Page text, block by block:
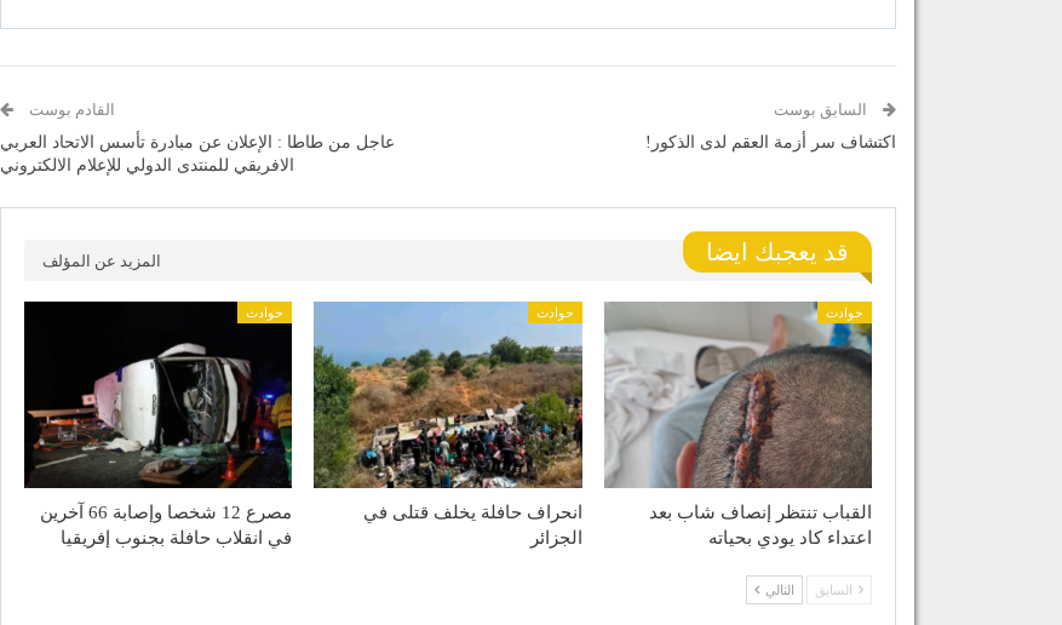
السابق بوست
اكتشاف سر أزمة العقم لدى الذكور!
القادم بوست
عاجل من طاطا : الإعلان عن مبادرة تأسس الاتحاد العربي
الافريقي للمنتدى الدولي للإعلام الالكتروني
قد يعجبك ايضا المزيد عن المؤلف
حوادث
القباب تنتظر إنصاف شاب بعد
اعتداء كاد يودي بحياته
حوادث
انحراف حافلة يخلف قتلى في
الجزائر
حوادث
مصرع 12 شخصا وإصابة 66 آخرين
في انقلاب حافلة بجنوب إفريقيا
السابق التالي